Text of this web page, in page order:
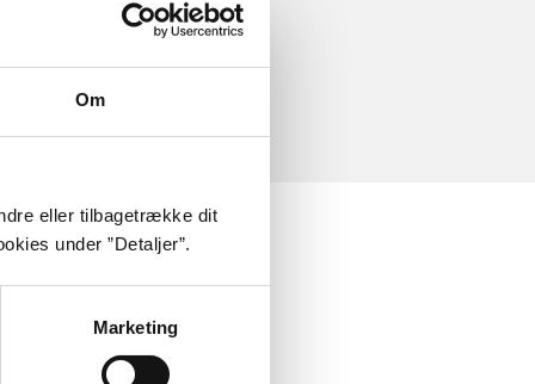
Om
eller tilbagetrække dit
under ”Detaljer”.
Marketing